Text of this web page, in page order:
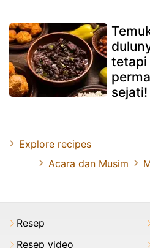
tetapi
sejati!
Explore recipes
Acara dan Musim
Resep
Resep video